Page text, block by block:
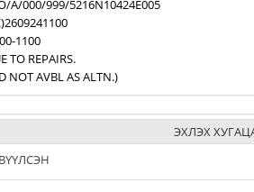
A/000/999/5216N10424E005
1100
TO REPAIRS.
NOT AVBL AS ALTN.)
ЭХЛЭХ